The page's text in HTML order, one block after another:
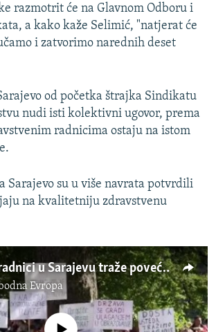
razmotrit će na Glavnom Odboru i
a kako kaže Selimić, "natjerat će
i zatvorimo narednih deset
od početka štrajka Sindikatu
nudi isti kolektivni ugovor, prema
radnicima ostaju na istom
Sarajevo su u više navrata potvrdili
na kvalitetniju zdravstvenu
Zdravstveni radnici u Sarajevu traže povećanje plata
Evropa
source currently available